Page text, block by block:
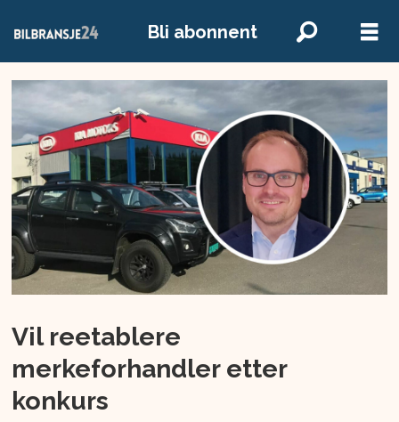
Bli abonnent
Vil reetablere
merkeforhandler etter
konkurs